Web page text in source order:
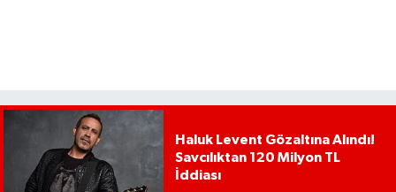
Haluk Levent Gözaltına Alındı!
Savcılıktan 120 Milyon TL
İddiası